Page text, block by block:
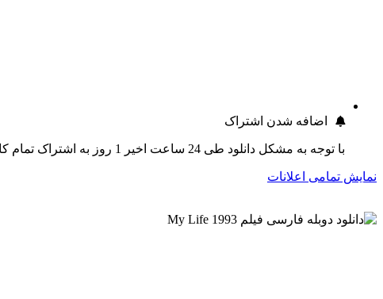
اضافه شدن اشتراک
با توجه به مشکل دانلود طی 24 ساعت اخیر 1 روز به اشتراک تمام کاربران اضافه گردید.
نمایش تمامی اعلانات